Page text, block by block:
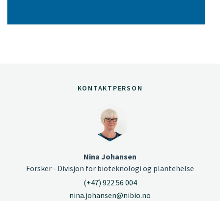
KONTAKTPERSON
Nina Johansen
Forsker - Divisjon for bioteknologi og plantehelse
(+47) 922 56 004
nina.johansen@nibio.no